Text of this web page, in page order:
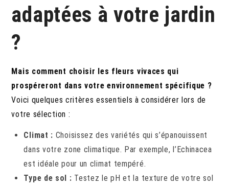
adaptées à votre jardin
?
Mais comment choisir les fleurs vivaces qui
prospéreront dans votre environnement spécifique ?
Voici quelques critères essentiels à considérer lors de
votre sélection :
Climat : Choisissez des variétés qui s’épanouissent
dans votre zone climatique. Par exemple, l’Echinacea
est idéale pour un climat tempéré.
Type de sol : Testez le pH et la texture de votre sol